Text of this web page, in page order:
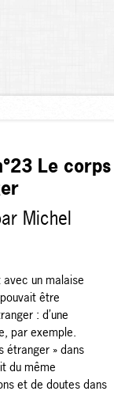
Le corps
Michel
un malaise
être
: d’une
par exemple.
étranger » dans
du même
et de doutes dans